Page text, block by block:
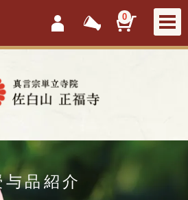
会員ログイン
新着情報 カートを
0
与品紹介